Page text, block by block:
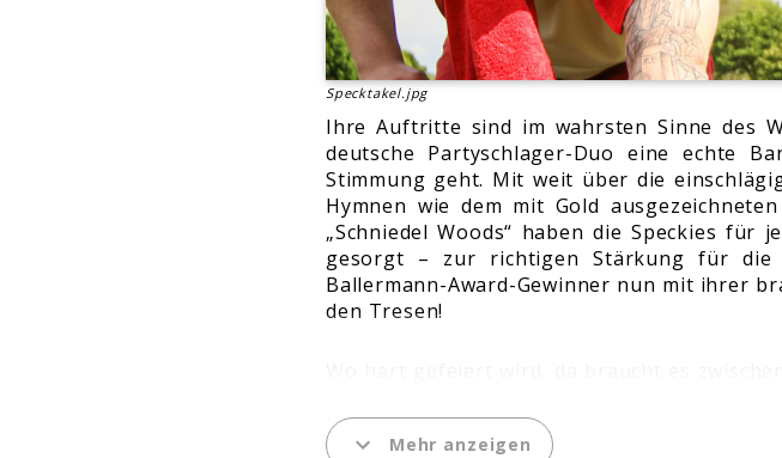
Specktakel.jpg
Ihre Auftritte sind im wahrsten Sinne des
deutsche Partyschlager-Duo eine echte
Stimmung geht. Mit weit über die
Hymnen wie dem mit Gold
„Schniedel Woods“ haben die Speckies
gesorgt – zur richtigen Stärkung für die
Ballermann-Award-Gewinner nun mit ihrer
den Tresen!
insbesondere ihre weiblichen Fans gerne mit
Mehr anzeigen